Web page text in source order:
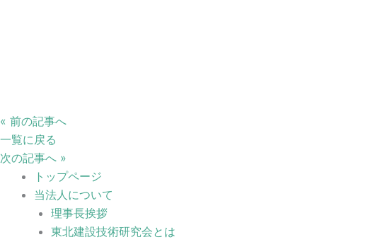
« 前の記事へ
一覧に戻る
次の記事へ »
トップページ
当法人について
理事長挨拶
東北建設技術研究会とは